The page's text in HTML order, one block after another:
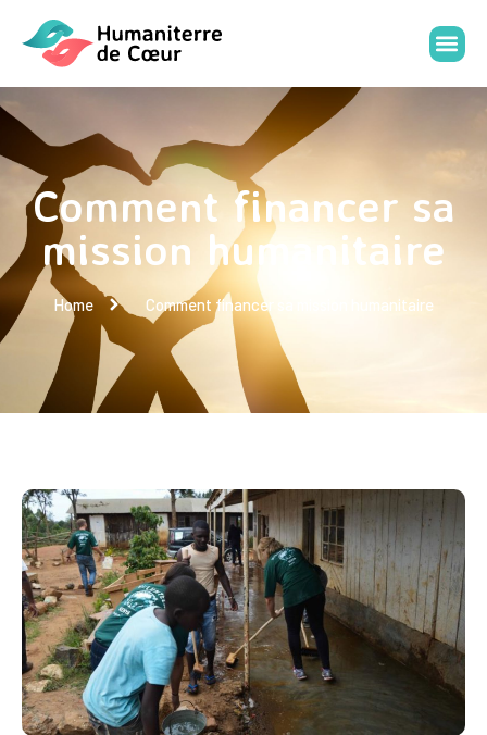
Comment financer sa
mission humanitaire
Home Comment financer sa mission humanitaire